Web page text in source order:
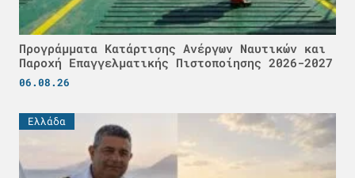
Προγράμματα Κατάρτισης Ανέργων Ναυτικών και
Παροχή Επαγγελματικής Πιστοποίησης 2026-2027
06.08.26
Ελλάδα